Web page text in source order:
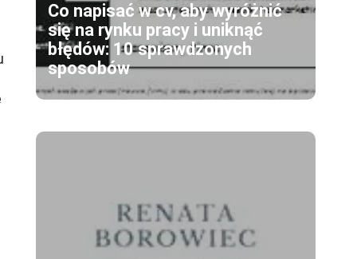
Co napisać w cv, aby wyróżnić
się na rynku pracy i uniknąć
błędów: 10 sprawdzonych
sposobów